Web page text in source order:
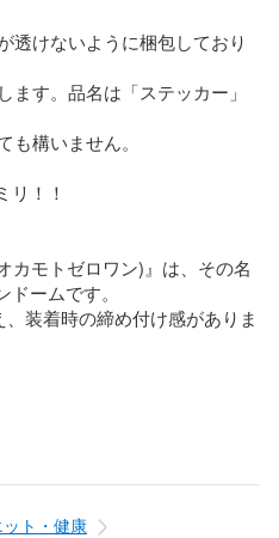
透けないように梱包しており
ます。品名は「ステッカー」
も構いません。
リ！！
カモトゼロワン)』は、その名
ームです。
装着時の締め付け感がありま
。
の方も安心してご使用いただ
ぬくもりを感じられます。
き個包装です。
ット・健康